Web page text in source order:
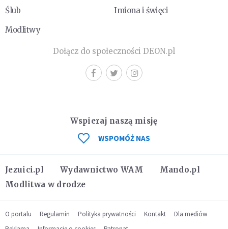
Ślub
Imiona i święci
Modlitwy
Dołącz do społeczności DEON.pl
Jezuici.pl Wydawnictwo WAM
Mando.pl
Modlitwa w drodze
Wspieraj naszą misję
WSPOMÓŻ NAS
O portalu Regulamin Polityka prywatności Kontakt
Dla mediów